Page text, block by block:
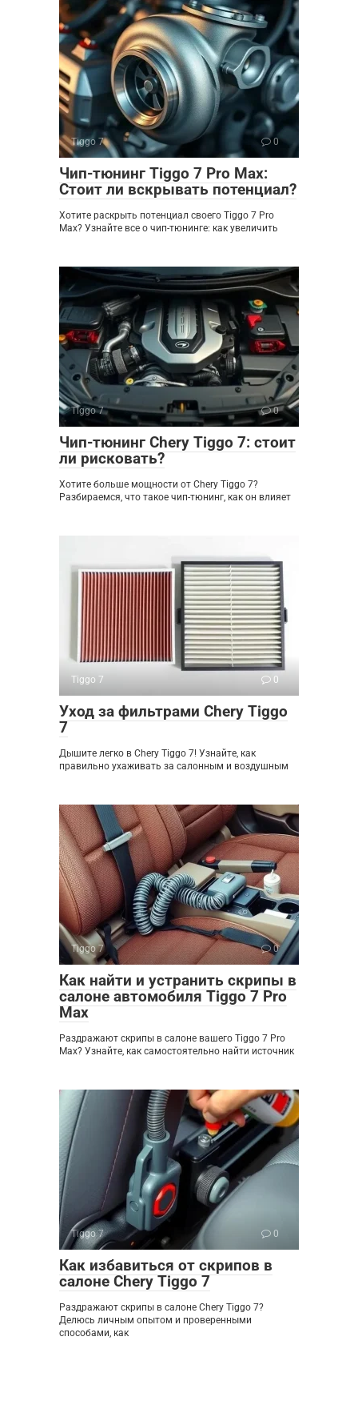
Tiggo 7 0
Чип-тюнинг Tiggo 7 Pro Max:
Стоит ли вскрывать потенциал?
Хотите раскрыть потенциал своего Tiggo 7 Pro
Max? Узнайте все о чип-тюнинге: как увеличить
Tiggo 7 0
Чип-тюнинг Chery Tiggo 7: стоит
ли рисковать?
Хотите больше мощности от Chery Tiggo 7?
Разбираемся, что такое чип-тюнинг, как он влияет
Tiggo 7 0
Уход за фильтрами Chery Tiggo
7
Дышите легко в Chery Tiggo 7! Узнайте, как
правильно ухаживать за салонным и воздушным
Tiggo 7 0
Как найти и устранить скрипы в
салоне автомобиля Tiggo 7 Pro
Max
Раздражают скрипы в салоне вашего Tiggo 7 Pro
Max? Узнайте, как самостоятельно найти источник
Tiggo 7 0
Как избавиться от скрипов в
салоне Chery Tiggo 7
Раздражают скрипы в салоне Chery Tiggo 7?
Делюсь личным опытом и проверенными
способами, как